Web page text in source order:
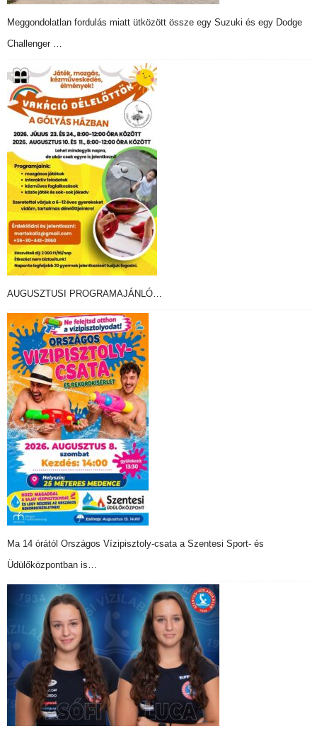
Meggondolatlan fordulás miatt ütközött össze egy Suzuki és egy Dodge
Challenger …
AUGUSZTUSI PROGRAMAJÁNLÓ…
Ma 14 órától Országos Vízipisztoly-csata a Szentesi Sport- és
Üdülőközpontban is…